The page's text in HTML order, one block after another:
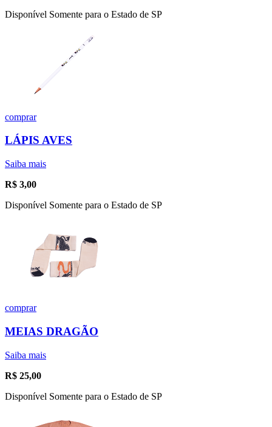
Disponível Somente para o Estado de SP
comprar
LÁPIS AVES
Saiba mais
R$ 3,00
Disponível Somente para o Estado de SP
comprar
MEIAS DRAGÃO
Saiba mais
R$ 25,00
Disponível Somente para o Estado de SP